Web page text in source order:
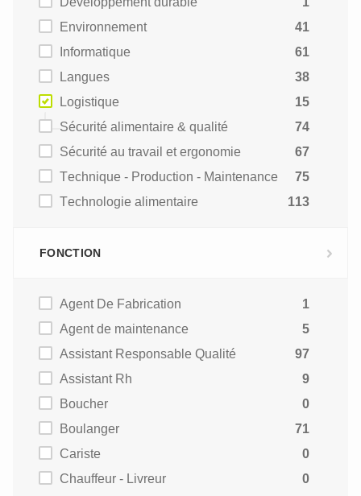
Environnement
41
Informatique
61
Langues
38
Logistique
15
Sécurité alimentaire & qualité
74
Sécurité au travail et ergonomie
67
Technique - Production - Maintenance
75
Technologie alimentaire
113
FONCTION
Agent De Fabrication
1
Agent de maintenance
5
Assistant Responsable Qualité
97
Assistant Rh
9
Boucher
0
Boulanger
71
Cariste
0
Chauffeur - Livreur
0